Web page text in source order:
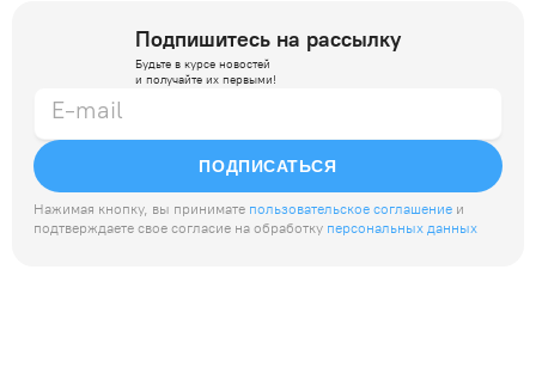
Подпишитесь на рассылку
Будьте в курсе новостей
и получайте их первыми!
ПОДПИСАТЬСЯ
Нажимая кнопку, вы принимате пользовательское соглашение и
подтверждаете свое согласие на обработку персональных данных